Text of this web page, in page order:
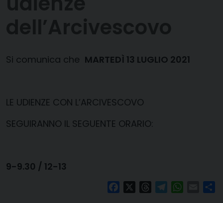
Si comunica che MARTEDÌ 13 LUGLIO 2021
LE UDIENZE CON L’ARCIVESCOVO
SEGUIRANNO IL SEGUENTE ORARIO:
9-9.30 / 12-13
FacebookThreadsTelegram Email